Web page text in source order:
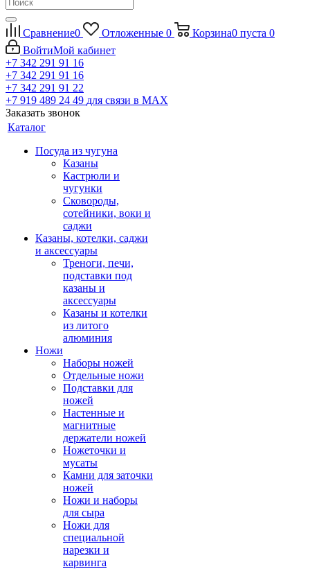
Сравнение0 Отложенные 0 Корзина0 пуста 0
ВойтиМой кабинет
+7 342 291 91 16
+7 342 291 91 16
+7 342 291 91 22
+7 919 489 24 49 для связи в МАХ
Заказать звонок
Каталог
Посуда из чугуна
Казаны
Кастрюли и
чугунки
Сковороды,
сотейники, воки и
саджи
Казаны, котелки, саджи
и аксессуары
Треноги, печи,
подставки под
казаны и
аксессуары
Казаны и котелки
из литого
алюминия
Ножи
Наборы ножей
Отдельные ножи
Подставки для
ножей
Настенные и
магнитные
держатели ножей
Ножеточки и
мусаты
Камни для заточки
ножей
Ножи и наборы
для сыра
Ножи для
специальной
нарезки и
карвинга